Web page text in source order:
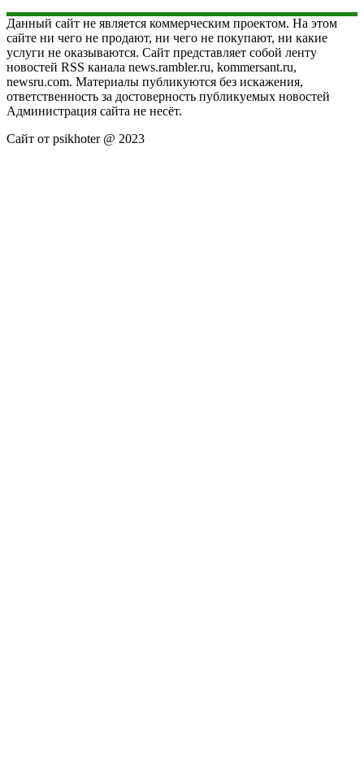
Данный сайт не является коммерческим проектом. На этом
сайте ни чего не продают, ни чего не покупают, ни какие
услуги не оказываются. Сайт представляет собой ленту
новостей RSS канала news.rambler.ru, kommersant.ru,
newsru.com. Материалы публикуются без искажения,
ответственность за достоверность публикуемых новостей
Администрация сайта не несёт.
Сайт от psikhoter @ 2023